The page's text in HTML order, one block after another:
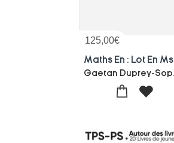
125,00€
Maths En : Lot En Ms